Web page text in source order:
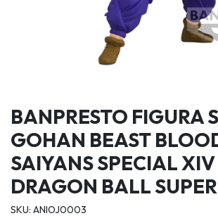
BANPRESTO FIGURA
GOHAN BEAST
SAIYANS SPECIAL XIV
DRAGON BALL
SKU: ANIOJ0003